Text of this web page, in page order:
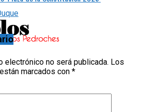
electrónico no será publicada. Los
marcados con *